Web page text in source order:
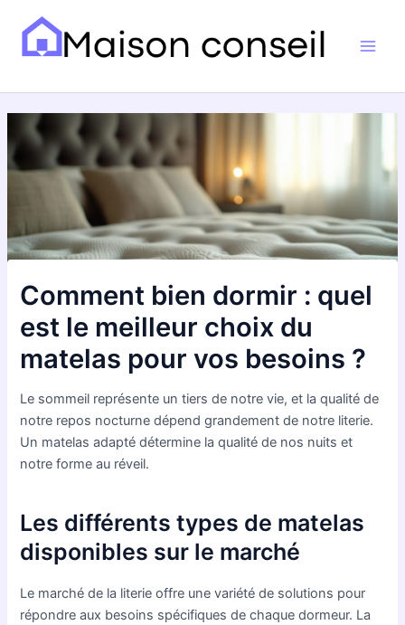
contenu
Comment bien dormir : quel
est le meilleur choix du
matelas pour vos besoins ?
Le sommeil représente un tiers de notre vie, et la qualité de
notre repos nocturne dépend grandement de notre literie.
Un matelas adapté détermine la qualité de nos nuits et
notre forme au réveil.
Les différents types de matelas
disponibles sur le marché
Le marché de la literie offre une variété de solutions pour
répondre aux besoins spécifiques de chaque dormeur. La
des
articles